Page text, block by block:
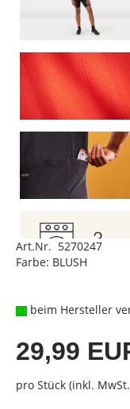
Art.Nr. 5270247
Farbe: BLUSH
beim Hersteller
29,99
pro Stück (inkl.